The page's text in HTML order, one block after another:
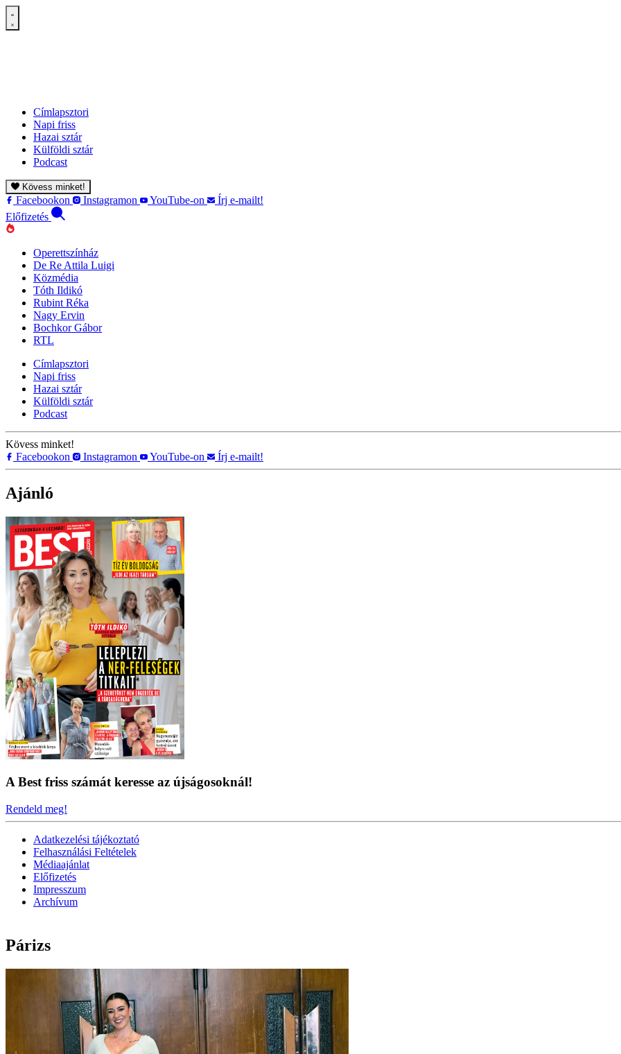
Címlapsztori
Napi friss
Hazai sztár
Külföldi sztár
Podcast
Kövess minket!
Facebookon Instagramon YouTube-on
Írj e-mailt!
Előfizetés
Operettszínház
De Re Attila Luigi
Közmédia
Tóth Ildikó
Rubint Réka
Nagy Ervin
Bochkor Gábor
RTL
Címlapsztori
Napi friss
Hazai sztár
Külföldi sztár
Podcast
Kövess minket!
Facebookon
Instagramon YouTube-on Írj e-mailt!
Ajánló
A Best friss számát keresse az újságosoknál!
Rendeld meg!
Adatkezelési tájékoztató
Felhasználási Feltételek
Médiaajánlat
Előfizetés
Impresszum
Archívum
Párizs